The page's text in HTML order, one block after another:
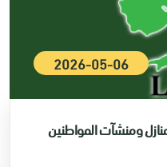
2026-05-06
ومنشآت المواطنين